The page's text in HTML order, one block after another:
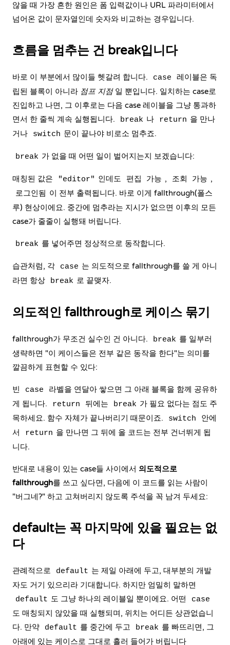
않을 때 가장 흔한 원인은 폼 입력값이나 URL 파라미터에서
넘어온 값이 문자열인데 숫자와 비교하는 경우입니다.
흐름을 멈추는 건 break입니다
바로 이 부분에서 많이들 헷갈려 합니다. case
레이블은 독
립된 블록이 아니라 점프 지점일 뿐입니다. 일치하는 case로
진입하고 나면, 그 이후로는 다음 case 레이블을 그냥 통과하
면서 한 줄씩 계속 실행됩니다.
break 나 return 을 만나
거나
switch 문이 끝나야 비로소 멈추죠.
break 가 없을 때 어떤 일이 벌어지는지 보겠습니다:
매칭된 값은 "editor" 인데도 편집 가능 , 조회 가능 ,
로그인됨 이 전부 출력됩니다. 바로 이게 fallthrough(폴스
루) 현상이에요. 중간에 멈추라는 지시가 없으면 이후의 모든
case가 줄줄이 실행돼 버립니다.
break 를 넣어주면 정상적으로 동작합니다.
습관처럼, 각 case 는 의도적으로 fallthrough를 쓸 게 아니
라면 항상
break 로 끝맺자.
의도적인 fallthrough로 케이스 묶기
fallthrough가 무조건 실수인 건 아니다. break 를 일부러
생략하면 "이 케이스들은 전부 같은 동작을 한다"는 의미를
깔끔하게 표현할 수 있다:
빈 case
라벨을 연달아 쌓으면 그 아래 블록을 함께 공유하
게 됩니다.
return 뒤에는 break 가 필요 없다는 점도 주
목하세요. 함수 자체가 끝나버리기 때문이죠.
switch
안에
서
return 을 만나면 그 뒤에 올 코드는 전부 건너뛰게 됩
니다.
반대로 내용이 있는 case들 사이에서 의도적으로
fallthrough를 쓰고 싶다면, 다음에 이 코드를 읽는 사람이
"버그네?" 하고 고쳐버리지 않도록 주석을 꼭 남겨 두세요:
default는 꼭 마지막에 있을 필요는 없
다
관례적으로 default 는 제일 아래에 두고, 대부분의 개발
자도 거기 있으리라 기대합니다. 하지만 엄밀히 말하면
default 도 그냥 하나의 레이블일 뿐이에요. 어떤 case
도 매칭되지 않았을 때 실행되며, 위치는 어디든 상관없습니
다. 만약
default 를 중간에 두고 break 를 빠뜨리면, 그
아래에 있는 케이스로 그대로 흘러 들어가 버립니다